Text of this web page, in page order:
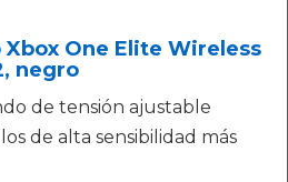
One Elite Wireless
negro
de tensión ajustable
de alta sensibilidad más